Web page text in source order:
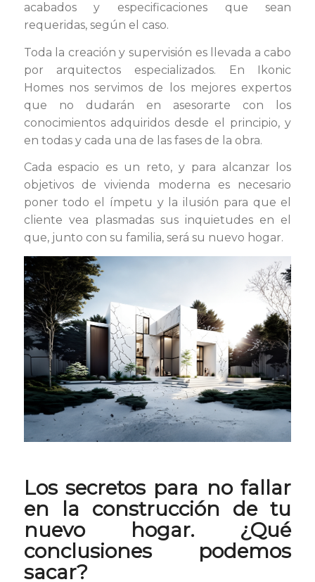
acabados y especificaciones que sean
requeridas, según el caso.
Toda la creación y supervisión es llevada a cabo
por arquitectos especializados. En Ikonic
Homes nos servimos de los mejores expertos
que no dudarán en asesorarte con los
conocimientos adquiridos desde el principio, y
en todas y cada una de las fases de la obra.
Cada espacio es un reto, y para alcanzar los
objetivos de vivienda moderna es necesario
poner todo el ímpetu y la ilusión para que el
cliente vea plasmadas sus inquietudes en el
que, junto con su familia, será su nuevo hogar.
Los secretos para no fallar
en la construcción de tu
nuevo hogar. ¿Qué
conclusiones podemos
sacar?